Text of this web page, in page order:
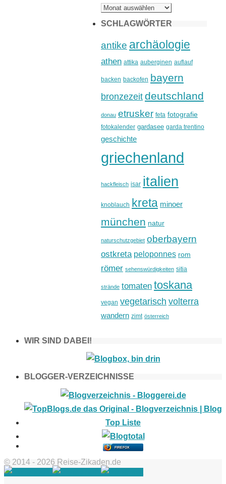
ARCHIV:
AB
2014
SCHLAGWÖRTER
antike archäologie
athen attika auberginen auflauf
backen backofen bayern
bronzezeit deutschland
donau etrusker feta fotografie
fotokalender gardasee garda trentino
geschichte
griechenland
hackfleisch isar italien
knoblauch kreta minoer
münchen natur
naturschutzgebiet oberbayern
ostkreta peloponnes rom
römer sehenswürdigkeiten sitia
strände tomaten toskana
vegan vegetarisch volterra
wandern zimt österreich
WIR SIND DABEI!
BLOGGER-VERZEICHNISSE
FIREFOX
© 2014 - 2026 Reise-Zikaden.de